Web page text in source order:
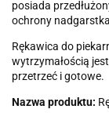
posiada
ochrony
Rękawica do
wytrzymałością
przetrzeć i gotowe.
Nazwa produktu: